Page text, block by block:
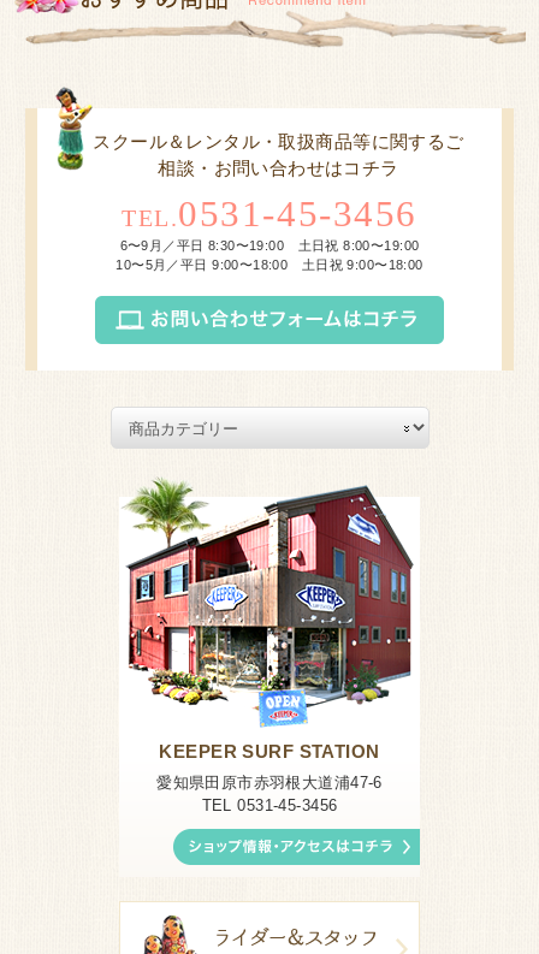
スクール＆レンタル・取扱商品等に関するご
相談・お問い合わせはコチラ
TEL.0531-45-3456
6〜9月／平日 8:30〜19:00 土日祝 8:00〜19:00
10〜5月／平日 9:00〜18:00 土日祝 9:00〜18:00
KEEPER SURF STATION
愛知県田原市赤羽根大道浦47-6
TEL 0531-45-3456